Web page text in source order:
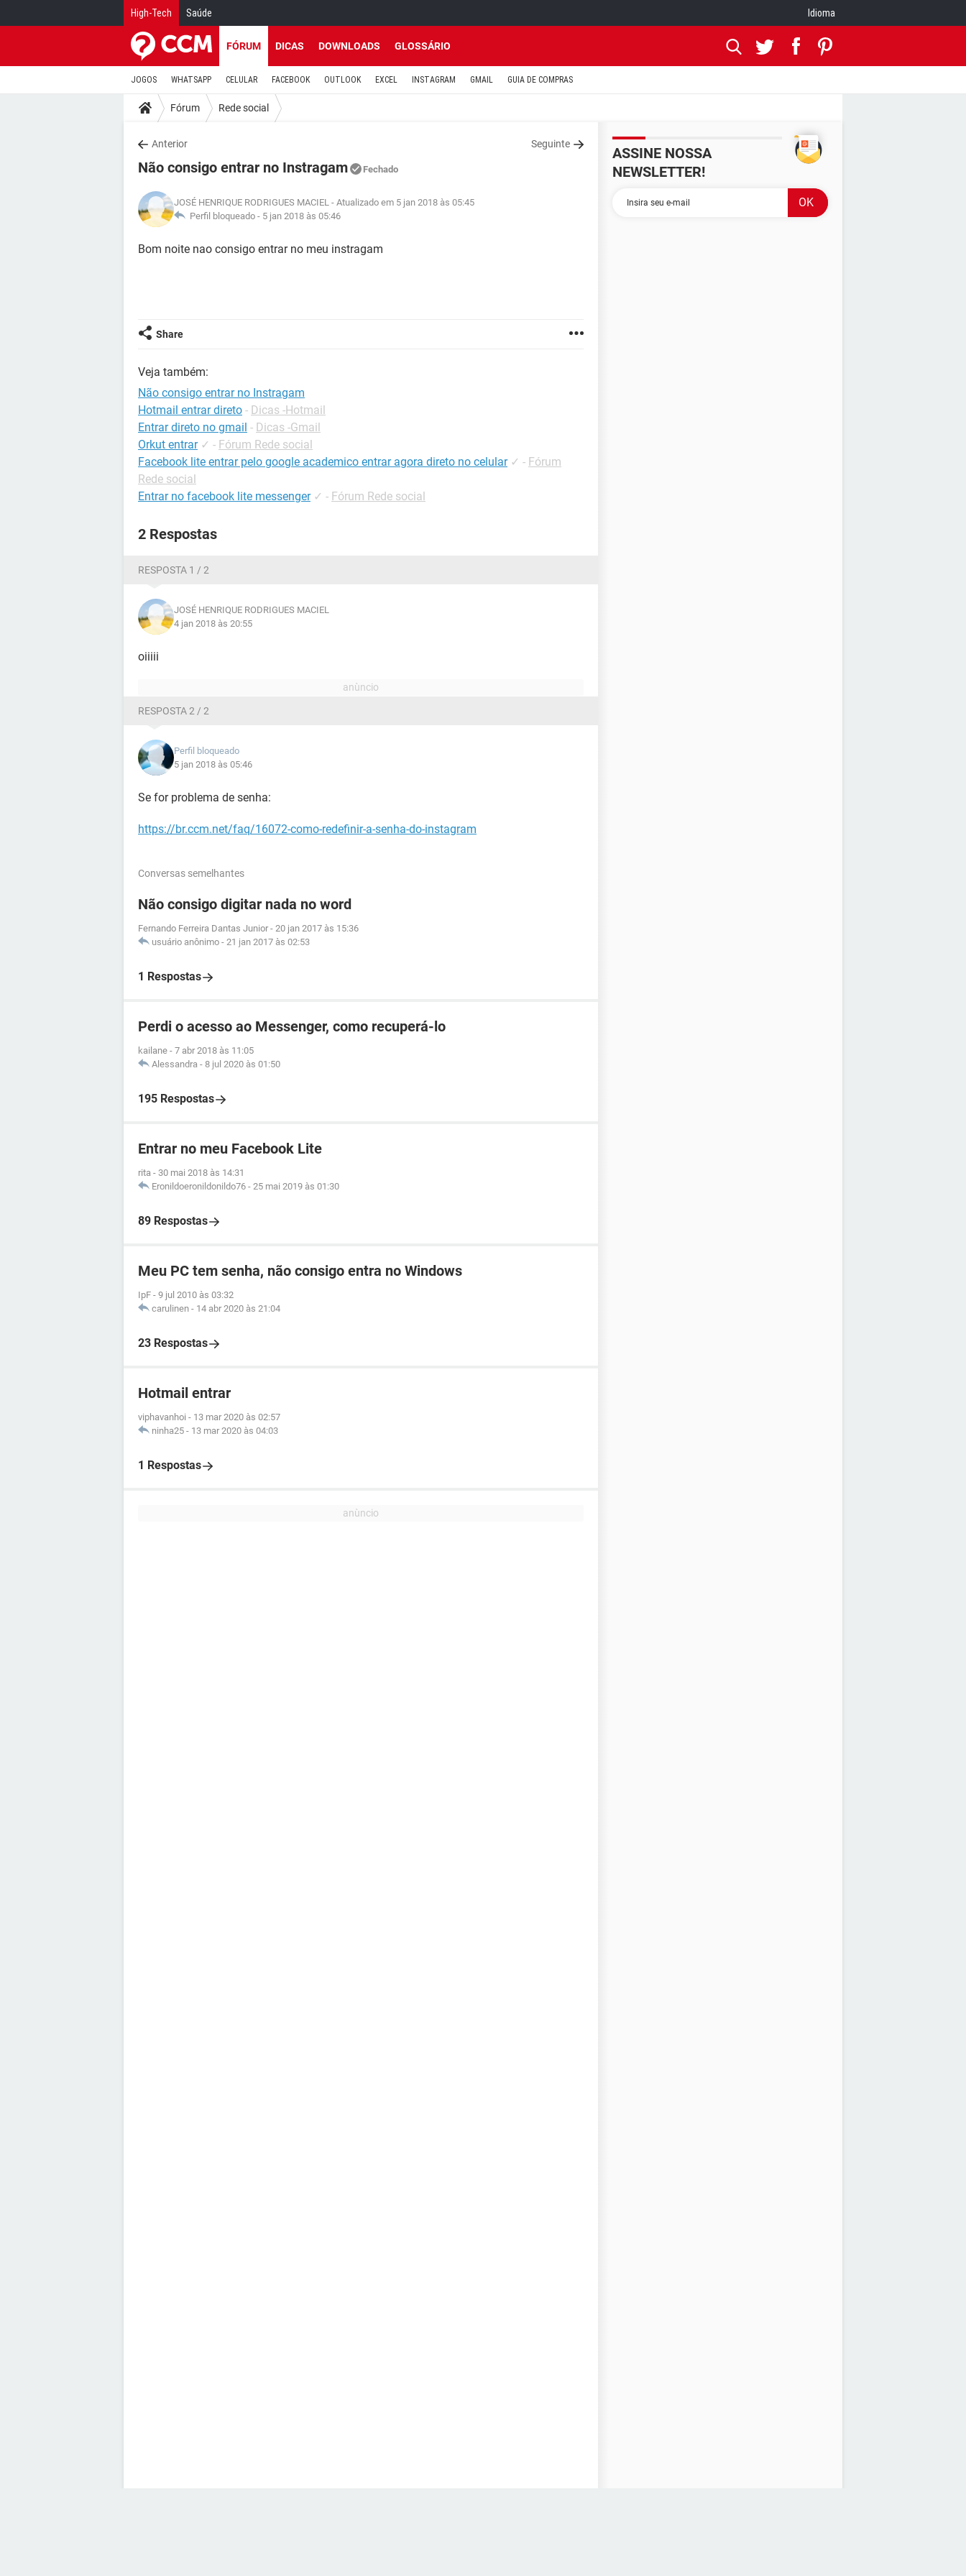
High-Tech Saúde Idioma
FÓRUM DICAS DOWNLOADS GLOSSÁRIO
JOGOS WHATSAPP CELULAR FACEBOOK OUTLOOK EXCEL INSTAGRAM GMAIL GUIA DE COMPRAS
Fórum Rede social
Anterior Seguinte
Não consigo entrar no Instragam Fechado
JOSÉ HENRIQUE RODRIGUES MACIEL - Atualizado em 5 jan 2018 às 05:45
Perfil bloqueado - 5 jan 2018 às 05:46
Bom noite nao consigo entrar no meu instragam
Share
Veja também:
Não consigo entrar no Instragam
Hotmail entrar direto - Dicas -Hotmail
Entrar direto no gmail - Dicas -Gmail
Orkut entrar ✓ - Fórum Rede social
Facebook lite entrar pelo google academico entrar agora direto no celular ✓ - Fórum
Rede social
Entrar no facebook lite messenger ✓ - Fórum Rede social
2 Respostas
RESPOSTA 1 / 2
JOSÉ HENRIQUE RODRIGUES MACIEL
4 jan 2018 às 20:55
oiiiii
RESPOSTA 2 / 2
Perfil bloqueado
5 jan 2018 às 05:46
Se for problema de senha:
https://br.ccm.net/faq/16072-como-redefinir-a-senha-do-instagram
Conversas semelhantes
Não consigo digitar nada no word
Fernando Ferreira Dantas Junior - 20 jan 2017 às 15:36
usuário anônimo - 21 jan 2017 às 02:53
1 Respostas
Perdi o acesso ao Messenger, como recuperá-lo
kailane - 7 abr 2018 às 11:05
Alessandra - 8 jul 2020 às 01:50
195 Respostas
Entrar no meu Facebook Lite
rita - 30 mai 2018 às 14:31
Eronildoeronildonildo76 - 25 mai 2019 às 01:30
89 Respostas
Meu PC tem senha, não consigo entra no Windows
IpF - 9 jul 2010 às 03:32
carulinen - 14 abr 2020 às 21:04
23 Respostas
Hotmail entrar
viphavanhoi - 13 mar 2020 às 02:57
ninha25 - 13 mar 2020 às 04:03
1 Respostas
ASSINE NOSSA
NEWSLETTER!